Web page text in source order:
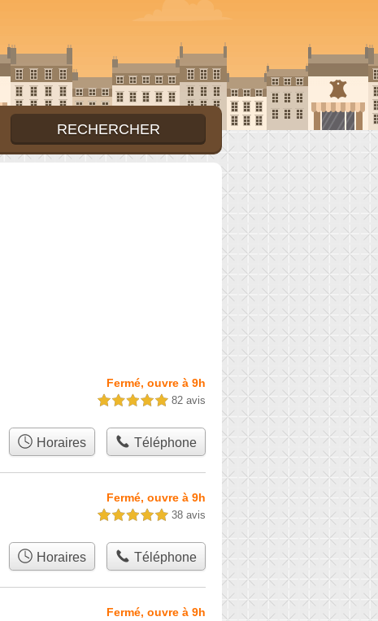
Fermé, ouvre à 9h
5,0 étoiles sur 5 82 avis
Horaires Téléphone
Fermé, ouvre à 9h
5,0 étoiles sur 5 38 avis
Horaires Téléphone
Fermé, ouvre à 9h